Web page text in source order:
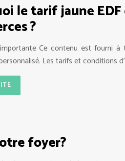
le tarif jaune
?
Ce contenu est fourni
Les tarifs et conditions
foyer?